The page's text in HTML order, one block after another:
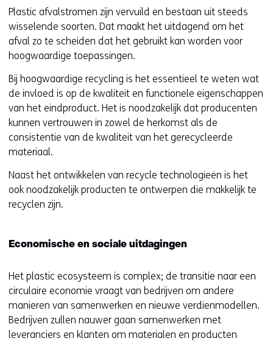
Plastic afvalstromen zijn vervuild en bestaan uit steeds
wisselende soorten. Dat maakt het uitdagend om het
afval zo te scheiden dat het gebruikt kan worden voor
hoogwaardige toepassingen.
Bij hoogwaardige recycling is het essentieel te weten wat
de invloed is op de kwaliteit en functionele eigenschappen
van het eindproduct. Het is noodzakelijk dat producenten
kunnen vertrouwen in zowel de herkomst als de
consistentie van de kwaliteit van het gerecycleerde
materiaal.
Naast het ontwikkelen van recycle technologieën is het
ook noodzakelijk producten te ontwerpen die makkelijk te
recyclen zijn.
Economische en sociale uitdagingen
Het plastic ecosysteem is complex; de transitie naar een
circulaire economie vraagt van bedrijven om andere
manieren van samenwerken en nieuwe verdienmodellen.
Bedrijven zullen nauwer gaan samenwerken met
leveranciers en klanten om materialen en producten